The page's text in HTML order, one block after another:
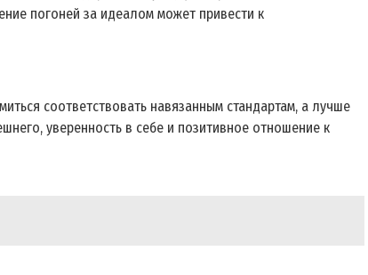
погоней за идеалом может привести к
соответствовать навязанным стандартам, а лучше
уверенность в себе и позитивное отношение к